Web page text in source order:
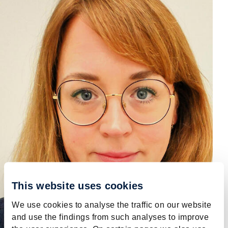
This website uses cookies
We use cookies to analyse the traffic on our website
and use the findings from such analyses to improve